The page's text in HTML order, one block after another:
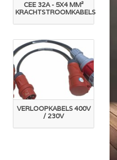
CEE 32A - 5X4 MM²
KRACHTSTROOMKABELS
VERLOOPKABELS 400V
/ 230V